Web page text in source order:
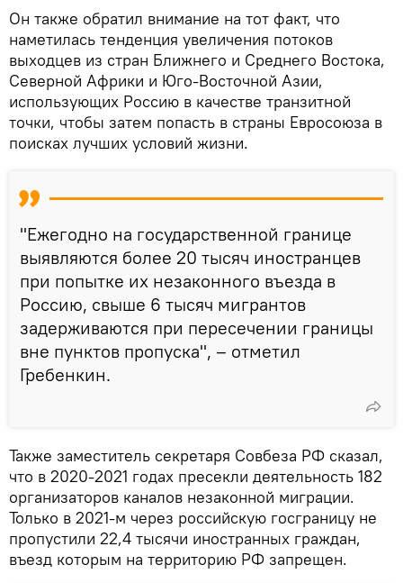
Он также обратил внимание на тот факт, что
наметилась тенденция увеличения потоков
выходцев из стран Ближнего и Среднего Востока,
Северной Африки и Юго-Восточной Азии,
использующих Россию в качестве транзитной
точки, чтобы затем попасть в страны Евросоюза в
поисках лучших условий жизни.
"Ежегодно на государственной границе
выявляются более 20 тысяч иностранцев
при попытке их незаконного въезда в
Россию, свыше 6 тысяч мигрантов
задерживаются при пересечении границы
вне пунктов пропуска", – отметил
Гребенкин.
Также заместитель секретаря Совбеза РФ сказал,
что в 2020-2021 годах пресекли деятельность 182
организаторов каналов незаконной миграции.
Только в 2021-м через российскую госграницу не
пропустили 22,4 тысячи иностранных граждан,
въезд которым на территорию РФ запрещен.